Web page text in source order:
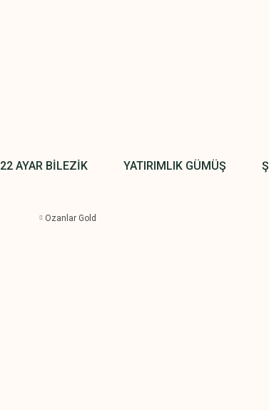
22 AYAR BİLEZİK YATIRIMLIK GÜMÜŞ
Ozanlar Gold